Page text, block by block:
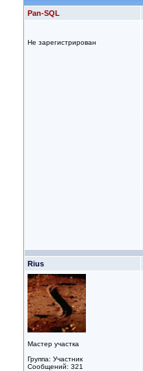
Pan-SQL
Не зарегистрирован
Rius
Мастер участка
Группа: Участник
Сообщений: 321